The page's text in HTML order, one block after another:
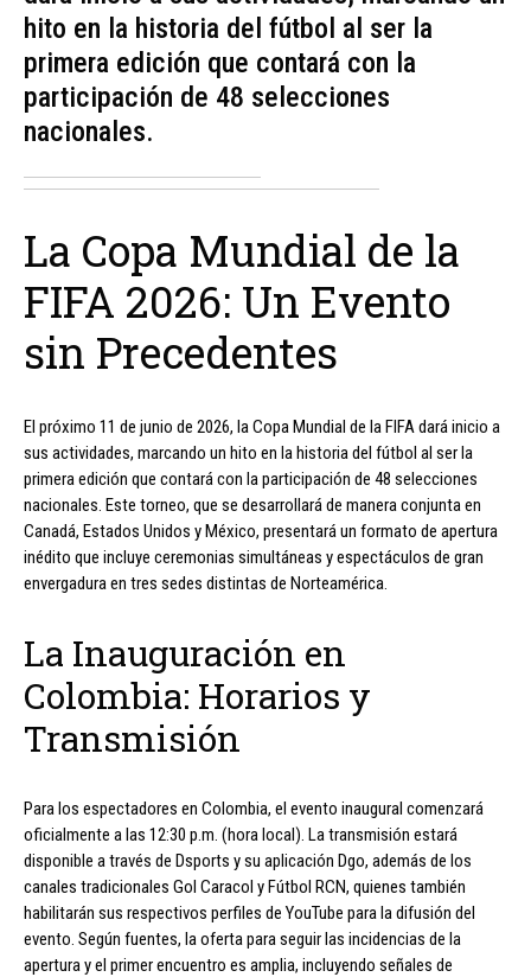
hito en la historia del fútbol al ser la
primera edición que contará con la
participación de 48 selecciones
nacionales.
La Copa Mundial de la
FIFA 2026: Un Evento
sin Precedentes
El próximo 11 de junio de 2026, la Copa Mundial de la FIFA dará inicio a
sus actividades, marcando un hito en la historia del fútbol al ser la
primera edición que contará con la participación de 48 selecciones
nacionales. Este torneo, que se desarrollará de manera conjunta en
Canadá, Estados Unidos y México, presentará un formato de apertura
inédito que incluye ceremonias simultáneas y espectáculos de gran
envergadura en tres sedes distintas de Norteamérica.
La Inauguración en
Colombia: Horarios y
Transmisión
Para los espectadores en Colombia, el evento inaugural comenzará
oficialmente a las 12:30 p.m. (hora local). La transmisión estará
disponible a través de Dsports y su aplicación Dgo, además de los
canales tradicionales Gol Caracol y Fútbol RCN, quienes también
habilitarán sus respectivos perfiles de YouTube para la difusión del
evento. Según fuentes, la oferta para seguir las incidencias de la
apertura y el primer encuentro es amplia, incluyendo señales de